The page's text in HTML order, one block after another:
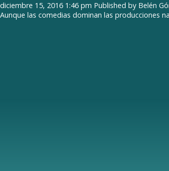
diciembre 15, 2016 1:46 pm Published by Belén
Aunque las comedias dominan las producciones